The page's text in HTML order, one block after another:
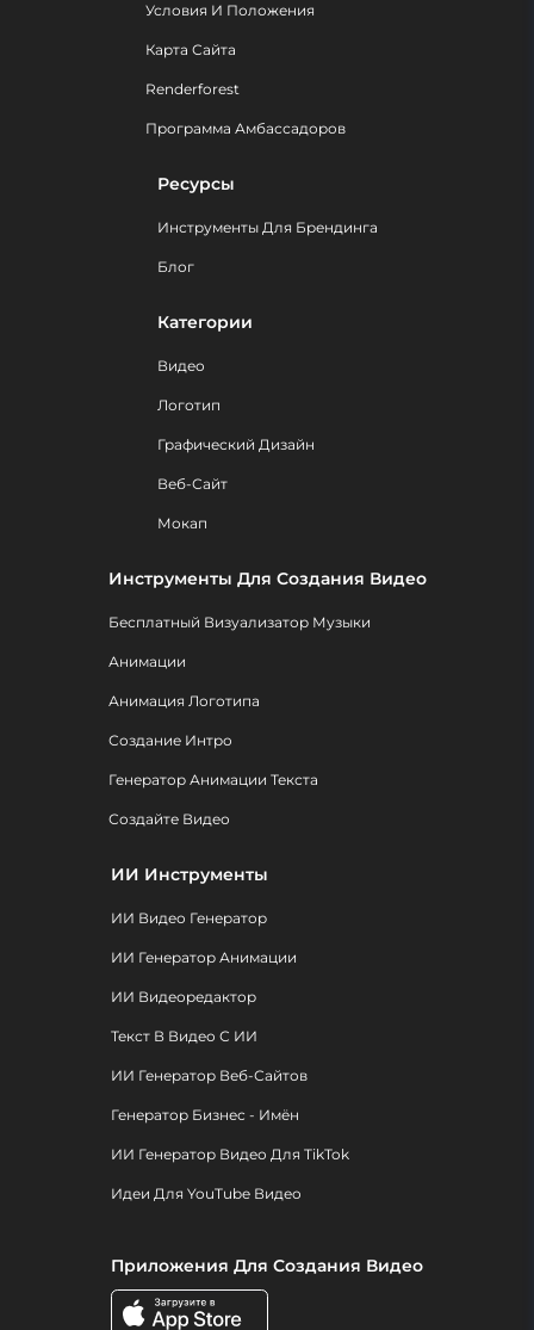
Условия И Положения
Карта Сайта
Renderforest
Программа Амбассадоров
Ресурсы
Инструменты Для Брендинга
Блог
Категории
Видео
Логотип
Графический Дизайн
Веб-Сайт
Мокап
Инструменты Для Создания Видео
Бесплатный Визуализатор Музыки
Анимации
Анимация Логотипа
Создание Интро
Генератор Анимации Текста
Создайте Видео
ИИ Инструменты
ИИ Видео Генератор
ИИ Генератор Анимации
ИИ Видеоредактор
Текст В Видео С ИИ
ИИ Генератор Веб-Сайтов
Генератор Бизнес - Имён
ИИ Генератор Видео Для TikTok
Идеи Для YouTube Видео
Приложения Для Создания Видео